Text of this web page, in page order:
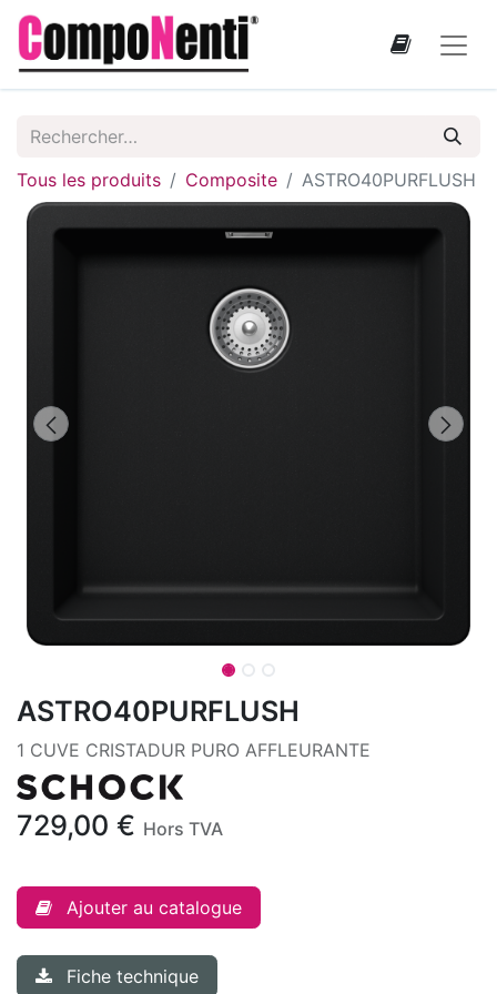
Tous les produits Composite ASTRO40PURFLUSH
ASTRO40PURFLUSH
1 CUVE CRISTADUR PURO AFFLEURANTE
729,00 € Hors TVA
Ajouter au catalogue
Fiche technique